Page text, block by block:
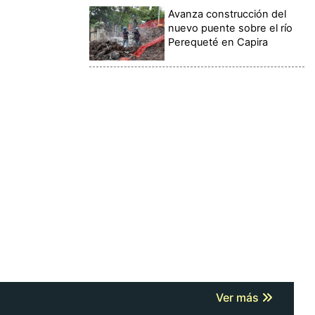
Avanza construcción del
nuevo puente sobre el río
Perequeté en Capira
Ver más